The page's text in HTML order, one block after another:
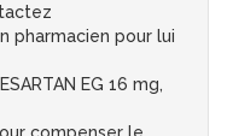
pharmacien pour lui
EG 16 mg,